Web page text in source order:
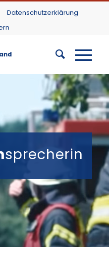
Datenschutzerklärung
sprecherin